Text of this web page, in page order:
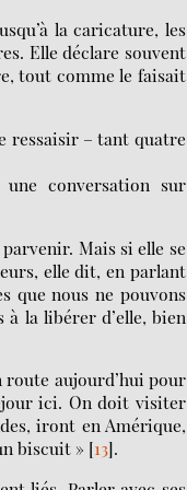
la caricature, les
Elle déclare souvent
tout comme le faisait
ressaisir – tant quatre
une conversation sur
Mais si elle se
elle dit, en parlant
que nous ne pouvons
la libérer d’elle, bien
route aujourd’hui pour
ici. On doit visiter
iront en Amérique,
biscuit » [13].